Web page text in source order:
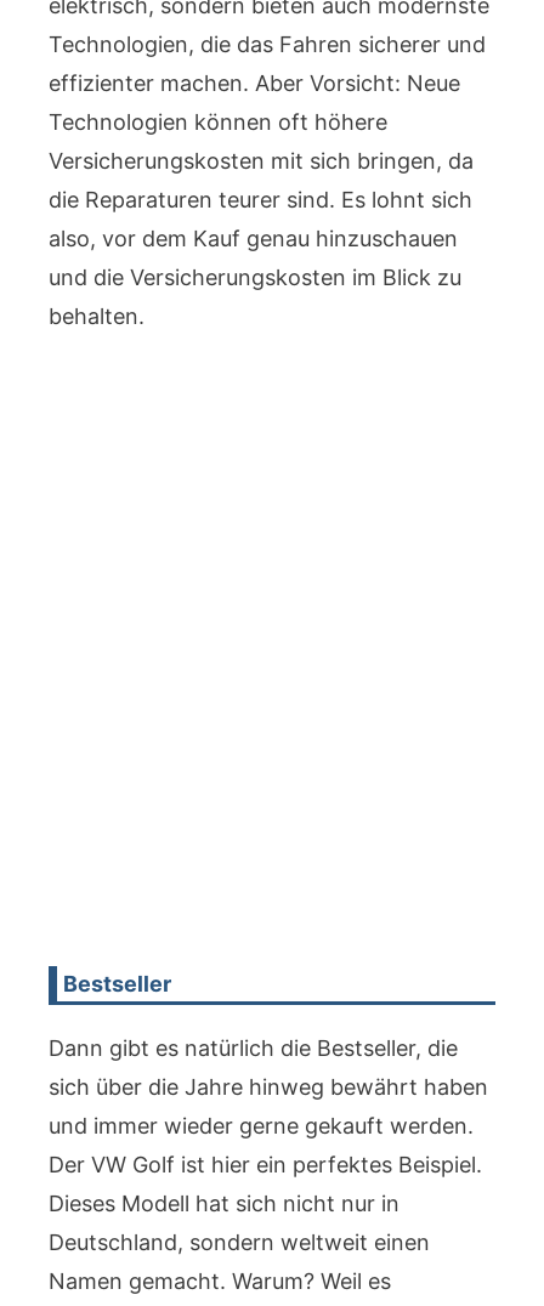
elektrisch, sondern bieten auch modernste
Technologien, die das Fahren sicherer und
effizienter machen. Aber Vorsicht: Neue
Technologien können oft höhere
Versicherungskosten mit sich bringen, da
die Reparaturen teurer sind. Es lohnt sich
also, vor dem Kauf genau hinzuschauen
und die Versicherungskosten im Blick zu
behalten.
Bestseller
Dann gibt es natürlich die Bestseller, die
sich über die Jahre hinweg bewährt haben
und immer wieder gerne gekauft werden.
Der VW Golf ist hier ein perfektes Beispiel.
Dieses Modell hat sich nicht nur in
Deutschland, sondern weltweit einen
Namen gemacht. Warum? Weil es